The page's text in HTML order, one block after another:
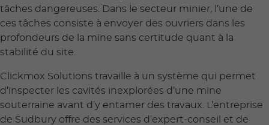
tâches dangereuses. Dans le secteur minier, l’une de
ces tâches consiste à envoyer des ouvriers dans les
profondeurs de la mine sans certitude quant à la
stabilité du site.
Clickmox Solutions travaille à un système qui permet
d’inspecter les cavités inexplorées d’une mine
souterraine avant d’y entamer des travaux. L’entreprise
de Sudbury offre des services d’expert-conseil et de